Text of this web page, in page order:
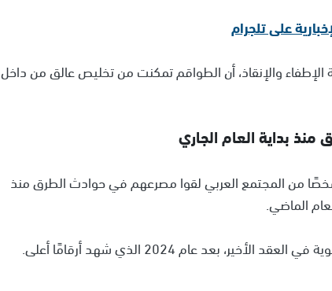
والإنقاذ، أن الطواقم تمكنت من تخليص عالق من داخل
الأحد، كشفت معطيات جمعية "أور يروك" أن 94 شخصًا من المجتمع العربي لقوا مصرعهم في حوادث الطرق منذ
بعد عام 2024 الذي شهد أرقامًا أعلى.